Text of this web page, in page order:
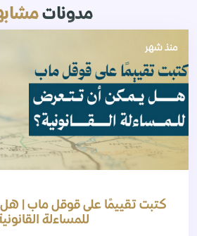
مدونات
منذ شهر
كتبت تقييمًا على قوقل ماب |
للمساءلة